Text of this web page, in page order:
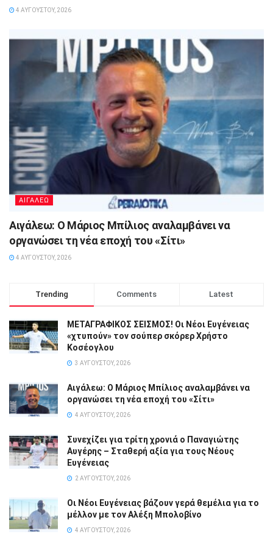
4 ΑΥΓΟΎΣΤΟΥ, 2026
ΑΙΓΑΛΕΩ
Αιγάλεω: Ο Μάριος Μπίλιος αναλαμβάνει να
οργανώσει τη νέα εποχή του «Σίτι»
4 ΑΥΓΟΎΣΤΟΥ, 2026
Trending Comments Latest
ΜΕΤΑΓΡΑΦΙΚΟΣ ΣΕΙΣΜΟΣ! Οι Νέοι Ευγένειας
«χτυπούν» τον σούπερ σκόρερ Χρήστο
Κοσέογλου
3 ΑΥΓΟΎΣΤΟΥ, 2026
Αιγάλεω: Ο Μάριος Μπίλιος αναλαμβάνει να
οργανώσει τη νέα εποχή του «Σίτι»
4 ΑΥΓΟΎΣΤΟΥ, 2026
Συνεχίζει για τρίτη χρονιά ο Παναγιώτης
Αυγέρης – Σταθερή αξία για τους Νέους
Ευγένειας
2 ΑΥΓΟΎΣΤΟΥ, 2026
Οι Νέοι Ευγένειας βάζουν γερά θεμέλια για το
μέλλον με τον Αλέξη Μπολοβίνο
4 ΑΥΓΟΎΣΤΟΥ, 2026